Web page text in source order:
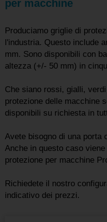
per macchine
Produciamo griglie di
l'industria. Questo include
mm. Sono disponibili con
altezza (+/- 50 mm) in
Che siano rossi, gialli,
protezione delle macchine
disponibili su richiesta in
Avete bisogno di una porta
Anche in questo caso
protezione per macchine
Richiedete il nostro
indicativo dei prezzi.